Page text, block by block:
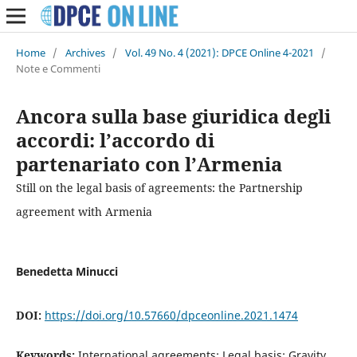
Home / Archives / Vol. 49 No. 4 (2021): DPCE Online 4-2021
/
Note e Commenti
Ancora sulla base giuridica degli
accordi: l’accordo di
partenariato con l’Armenia
Still on the legal basis of agreements: the Partnership
agreement with Armenia
Benedetta Minucci
DOI: https://doi.org/10.57660/dpceonline.2021.1474